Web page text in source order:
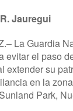
Jauregui
La Guardia
evitar el paso
extender su
en la
Park,